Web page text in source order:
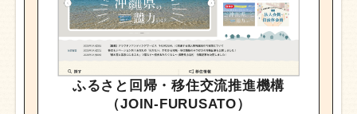
ふるさと回帰・移住交流推進機構
（JOIN-FURUSATO）